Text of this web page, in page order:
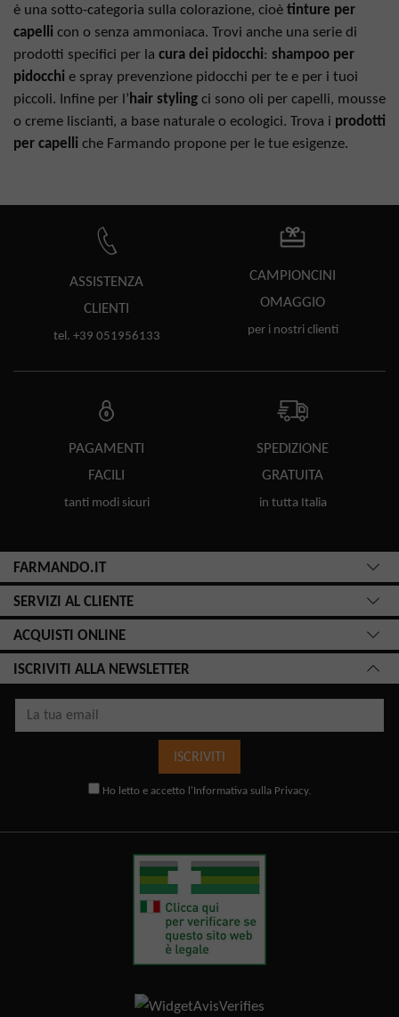
è una sotto-categoria sulla colorazione, cioè tinture per
capelli con o senza ammoniaca. Trovi anche una serie di
prodotti specifici per la cura dei pidocchi: shampoo per
pidocchi e spray prevenzione pidocchi per te e per i tuoi
piccoli. Infine per l’ hair styling ci sono oli per capelli, mousse
o creme liscianti, a base naturale o ecologici. Trova i prodotti
per capelli che Farmando propone per le tue esigenze.
ASSISTENZA
CLIENTI
tel. +39 051956133
CAMPIONCINI
OMAGGIO
per i nostri clienti
PAGAMENTI
FACILI
tanti modi sicuri
SPEDIZIONE
GRATUITA
in tutta Italia
FARMANDO.IT
SERVIZI AL CLIENTE
ACQUISTI ONLINE
ISCRIVITI ALLA NEWSLETTER
ISCRIVITI
Ho letto e accetto l' Informativa sulla Privacy.